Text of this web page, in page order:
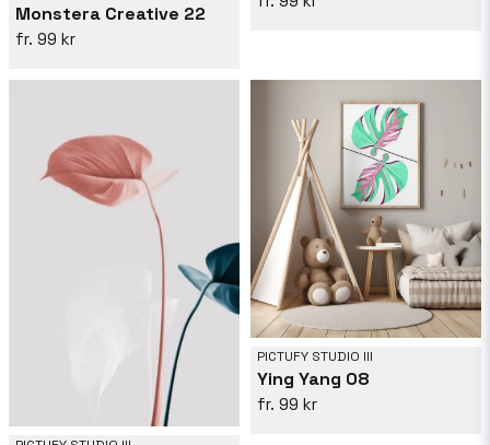
Monstera Creative 22
99 kr
PICTUFY STUDIO III
Ying Yang 08
99 kr